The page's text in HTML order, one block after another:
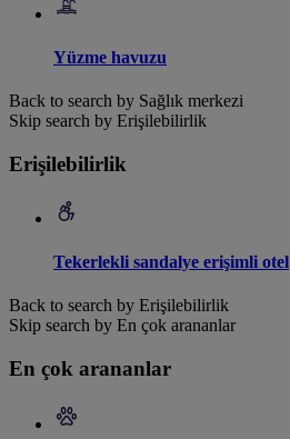
Yüzme havuzu
Back to search by Sağlık merkezi
Skip search by Erişilebilirlik
Erişilebilirlik
Tekerlekli sandalye erişimli otel
Back to search by Erişilebilirlik
Skip search by En çok arananlar
En çok arananlar